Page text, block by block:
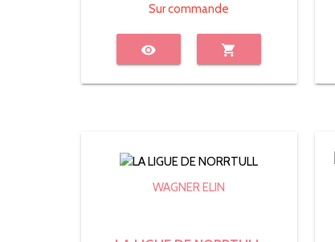
Sur commande
visibility shopping_cart
WAGNER ELIN